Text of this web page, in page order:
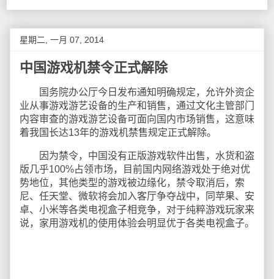
星期二, 一月 07, 2014
中国游戏机禁令正式解除
国务院办公厅今日发布通知明确规定，允许外资企
业从事游戏游艺设备的生产和销售，通过文化主管部门
内容审查的游戏游艺设备可面向国内市场销售，这意味
着我国长达13年的游戏机禁售规定正式解除。
因为禁令，中国没有正版游戏软件出售，水货和盗
版几乎100%占领市场，目前国内网络游戏处于绝对优
势地位，其他类型的游戏被边缘化，禁令取消后，索
尼、任天堂、微软将会加入客厅争夺战中，同苹果、安
卓、小米等各类电视盒子相竞争，对于纯粹游戏玩家来
说，家用游戏机的使用体验会明显优于各类电视盒子。